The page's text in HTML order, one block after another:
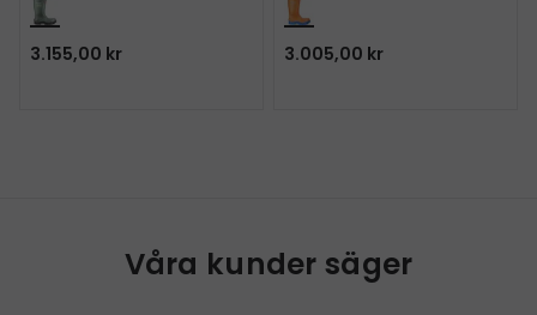
3.155,00 kr 3.005,00 kr
Våra kunder säger